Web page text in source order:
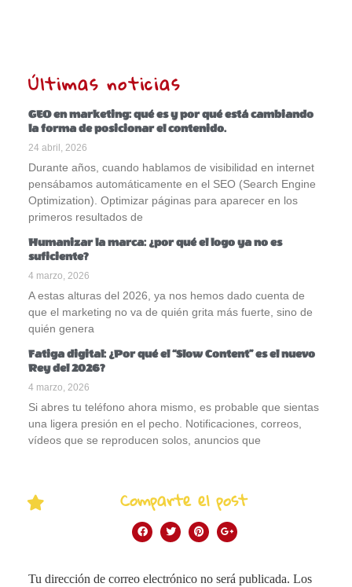
Últimas noticias
GEO en marketing: qué es y por qué está cambiando
la forma de posicionar el contenido.
24 abril, 2026
Durante años, cuando hablamos de visibilidad en internet
pensábamos automáticamente en el SEO (Search Engine
Optimization). Optimizar páginas para aparecer en los
primeros resultados de
Humanizar la marca: ¿por qué el logo ya no es
suficiente?
4 marzo, 2026
A estas alturas del 2026, ya nos hemos dado cuenta de
que el marketing no va de quién grita más fuerte, sino de
quién genera
Fatiga digital: ¿Por qué el “Slow Content” es el nuevo
Rey del 2026?
4 marzo, 2026
Si abres tu teléfono ahora mismo, es probable que sientas
una ligera presión en el pecho. Notificaciones, correos,
vídeos que se reproducen solos, anuncios que
Comparte el post
Tu dirección de correo electrónico no será publicada. Los